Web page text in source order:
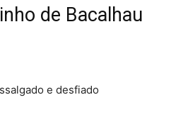
de Bacalhau
e desfiado